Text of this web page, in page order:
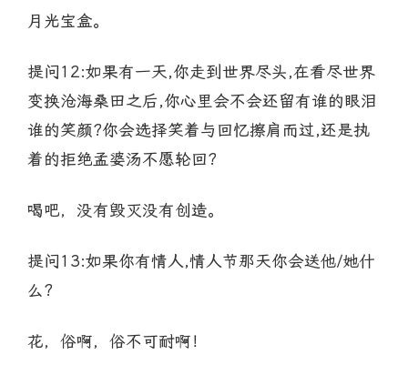
月光宝盒。
提问12:如果有一天,你走到世界尽头,在看尽世界
变换沧海桑田之后,你心里会不会还留有谁的眼泪
谁的笑颜?你会选择笑着与回忆擦肩而过,还是执
着的拒绝孟婆汤不愿轮回?
喝吧，没有毁灭没有创造。
提问13:如果你有情人,情人节那天你会送他/她什
么?
花，俗啊，俗不可耐啊！